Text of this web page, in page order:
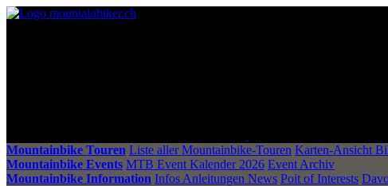
Mountainbike Touren Liste aller Mountainbike-Touren Karten-Ansicht
Mountainbike Events MTB Event Kalender 2026 Event Archiv
Mountainbike Information Infos Anleitungen News Poit of Interests